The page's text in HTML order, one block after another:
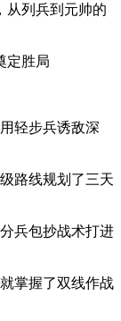
从列兵到元帅的
定胜局
轻步兵诱敌深
路线规划了三天
兵包抄战术打进
掌握了双线作战